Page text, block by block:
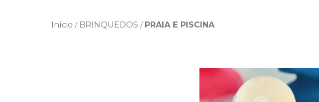
Início / BRINQUEDOS / PRAIA E PISCINA